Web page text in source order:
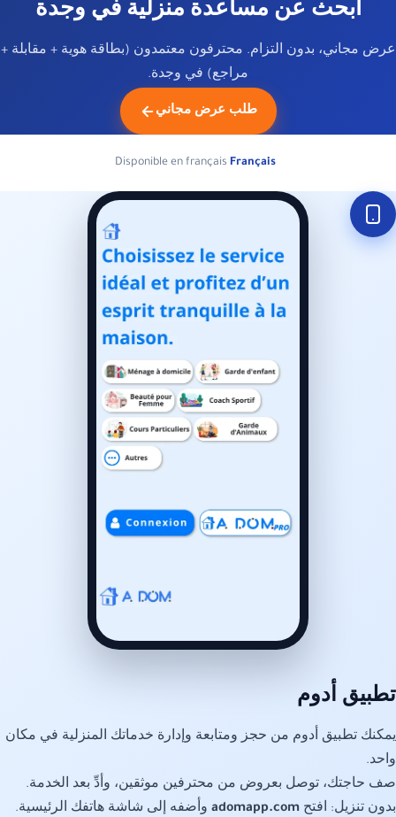
ابحث عن مساعدة منزلية في وجدة
عرض مجاني، بدون التزام. محترفون معتمدون (بطاقة هوية + مقابلة +
مراجع) في وجدة.
طلب عرض مجاني
Disponible en français Français
تطبيق أدوم
يمكنك تطبيق أدوم من حجز ومتابعة وإدارة خدماتك المنزلية في مكان
واحد.
صف حاجتك، توصل بعروض من محترفين موثقين، وأدِّ بعد الخدمة.
بدون تنزيل: افتح adomapp.com وأضفه إلى شاشة هاتفك الرئيسية.